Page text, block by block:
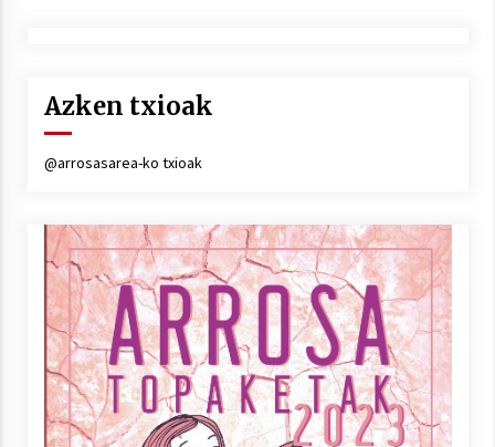
Azken txioak
@arrosasarea-ko txioak